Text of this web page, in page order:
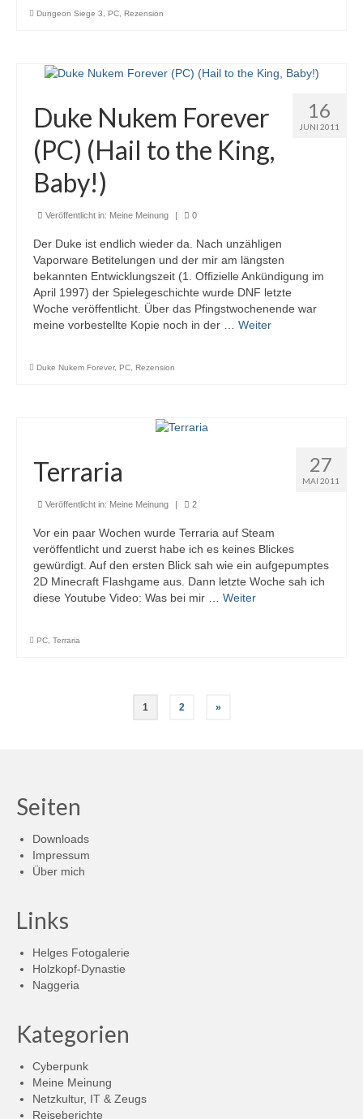
Dungeon Siege 3 PC Rezension
16
JUNI 2011
Duke Nukem Forever
(PC) (Hail to the King,
Baby!)
Veröffentlicht in: Meine Meinung | 0
Der Duke ist endlich wieder da. Nach unzähligen
Vaporware Betitelungen und der mir am längsten
bekannten Entwicklungszeit (1. Offizielle Ankündigung im
April 1997) der Spielegeschichte wurde DNF letzte
Woche veröffentlicht. Über das Pfingstwochenende war
meine vorbestellte Kopie noch in der … Weiter
Duke Nukem Forever, PC Rezension
27
MAI 2011
Terraria
Veröffentlicht in: Meine Meinung 2
Vor ein paar Wochen wurde Terraria auf Steam
veröffentlicht und zuerst habe ich es keines Blickes
gewürdigt. Auf den ersten Blick sah wie ein aufgepumptes
2D Minecraft Flashgame aus. Dann letzte Woche sah ich
diese Youtube Video: Was bei mir … Weiter
PC, Terraria
Seitennummerierung
1 2 »
Seiten
Downloads
Impressum
Über mich
Links
Helges Fotogalerie
Holzkopf-Dynastie
Naggeria
Kategorien
Cyberpunk
Meine Meinung
Netzkultur, IT & Zeugs
Reiseberichte